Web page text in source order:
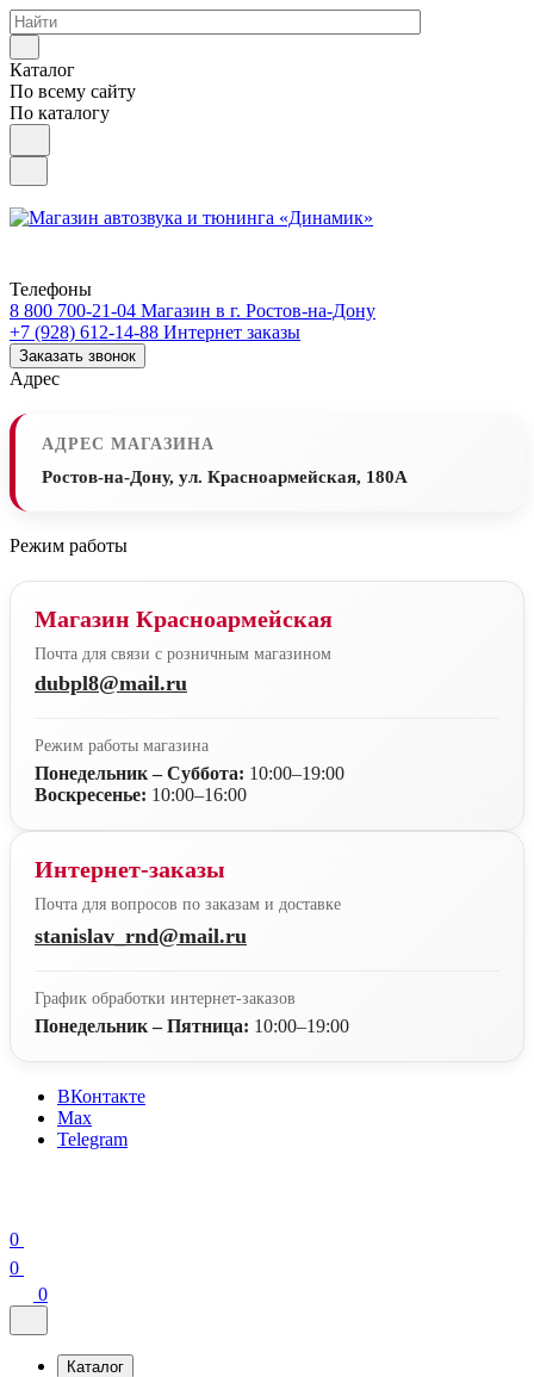
Каталог
По всему сайту
По каталогу
Телефоны
8 800 700-21-04 Магазин в г. Ростов-на-Дону
+7 (928) 612-14-88 Интернет заказы
Заказать звонок
Адрес
АДРЕС МАГАЗИНА
Ростов-на-Дону, ул. Красноармейская, 180А
Режим работы
Магазин Красноармейская
Почта для связи с розничным магазином
dubpl8@mail.ru
Режим работы магазина
Понедельник – Суббота: 10:00–19:00
Воскресенье: 10:00–16:00
Интернет-заказы
Почта для вопросов по заказам и доставке
stanislav_rnd@mail.ru
График обработки интернет-заказов
Понедельник – Пятница: 10:00–19:00
ВКонтакте
Max
Telegram
0
0
0
Каталог